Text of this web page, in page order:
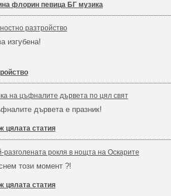
флорин певица БГ музика
разтройство
изгубена!
на цъфналите дървета по цял свят
дървета е празник!
цялата статия
разголената рокля в нощта на Оскарите
този момент ?!
цялата статия